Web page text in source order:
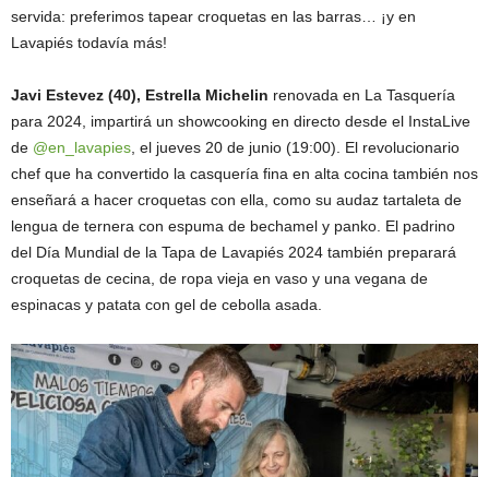
servida: preferimos tapear croquetas en las barras… ¡y en
Lavapiés todavía más!
Javi Estevez (40), Estrella Michelin renovada en La Tasquería
para 2024, impartirá un showcooking en directo desde el InstaLive
de @en_lavapies , el jueves 20 de junio (19:00). El revolucionario
chef que ha convertido la casquería fina en alta cocina también nos
enseñará a hacer croquetas con ella, como su audaz tartaleta de
lengua de ternera con espuma de bechamel y panko. El padrino
del Día Mundial de la Tapa de Lavapiés 2024 también preparará
croquetas de cecina, de ropa vieja en vaso y una vegana de
espinacas y patata con gel de cebolla asada.